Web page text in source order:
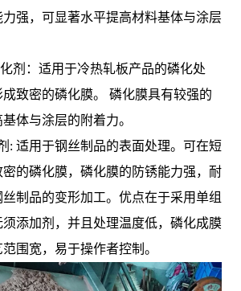
强，可显著水平提高材料基体与涂层
剂：适用于冷热轧板产品的磷化处
致密的磷化膜。 磷化膜具有较强的
体与涂层的附着力。
: 适用于钢丝制品的表面处理。可在短
的磷化膜，磷化膜的防锈能力强，耐
制品的变形加工。优点在于采用单组
添加剂，并且处理温度低，磷化成膜
围宽，易于操作者控制。